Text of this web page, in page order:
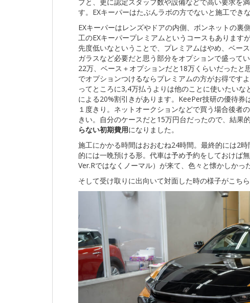
す。EXキーパーはたぶんラボの方でないと施工でき
EXキーパーはレンズやドアの内側、ボンネットの
工のEXキーパープレミアムというコースもありま
先度低いなということで、プレミアムはやめ、ベー
ガラスなど必要だと思う部分をオプションで盛って
22万、ベース＋オプションだと18万くらいだったと
でオプションつけるならプレミアムの方がお得です
ってところに3,4万払うよりは他のことに使いたい
による20%割引きがあります。KeePer技研の優待
１度きり。ネットオークションなどで買う場合後者
きい。自分のケースだと15万円台だったので、結果
らない初期費用になりました。
施工にかかる時間はおおむね24時間。最終的には2
的には一晩預ける形。代車は予め予約をしておけば
Ver.Rではなくノーマル）が来て、色々と懐かしかっ
そして受け取りに出向いて対面した時の様子がこちら